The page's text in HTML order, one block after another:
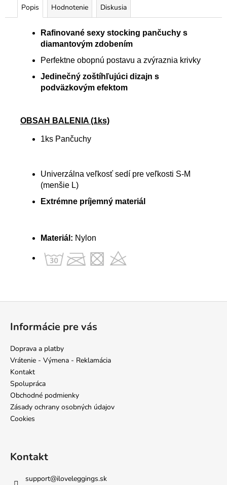
Popis Hodnotenie Diskusia
Rafinované sexy stocking pančuchy s
diamantovým zdobením
Perfektne obopnú postavu a zvýraznia krivky
Jedinečný zoštíhľujúci dizajn s
podväzkovým efektom
OBSAH BALENIA (1ks)
1ks Pančuchy
Univerzálna veľkosť sedí pre veľkosti S-M
(menšie L)
Extrémne príjemný materiál
Materiál: Nylon
Informácie pre vás
Doprava a platby
Vrátenie - Výmena - Reklamácia
Kontakt
Spolupráca
Obchodné podmienky
Zásady ochrany osobných údajov
Cookies
Kontakt
support@iloveleggings.sk